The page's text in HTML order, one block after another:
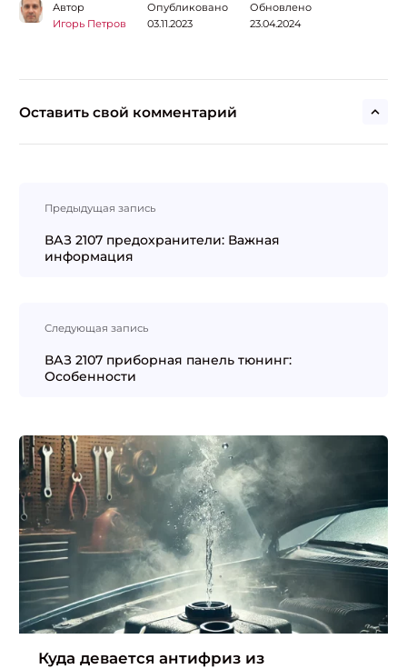
Автор
Игорь Петров
Опубликовано
03.11.2023
Обновлено
23.04.2024
Оставить свой комментарий
записям
Предыдущая запись
ВАЗ 2107 предохранители: Важная
информация
Следующая запись
ВАЗ 2107 приборная панель тюнинг:
Особенности
Куда девается антифриз из